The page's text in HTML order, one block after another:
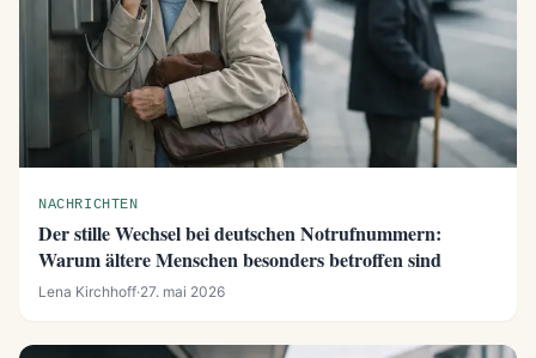
NACHRICHTEN
Der stille Wechsel bei deutschen Notrufnummern:
Warum ältere Menschen besonders betroffen sind
Lena Kirchhoff·27. mai 2026